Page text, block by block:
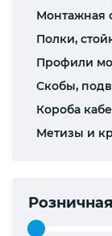
Монтажная
Полки,
Профили
Скобы,
Короба
Метизы и